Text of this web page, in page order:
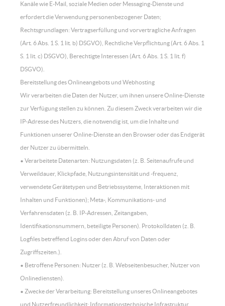
Kanäle wie E-Mail, soziale Medien oder Messaging-Dienste und
erfordert die Verwendung personenbezogener Daten;
Rechtsgrundlagen: Vertragserfüllung und vorvertragliche Anfragen
(Art. 6 Abs. 1 S. 1 lit. b) DSGVO), Rechtliche Verpflichtung (Art. 6 Abs. 1
S. 1 lit. c) DSGVO), Berechtigte Interessen (Art. 6 Abs. 1 S. 1 lit. f)
DSGVO).
Bereitstellung des Onlineangebots und Webhosting
Wir verarbeiten die Daten der Nutzer, um ihnen unsere Online-Dienste
zur Verfügung stellen zu können. Zu diesem Zweck verarbeiten wir die
IP-Adresse des Nutzers, die notwendig ist, um die Inhalte und
Funktionen unserer Online-Dienste an den Browser oder das Endgerät
der Nutzer zu übermitteln.
• Verarbeitete Datenarten: Nutzungsdaten (z. B. Seitenaufrufe und
Verweildauer, Klickpfade, Nutzungsintensität und -frequenz,
verwendete Gerätetypen und Betriebssysteme, Interaktionen mit
Inhalten und Funktionen); Meta-, Kommunikations- und
Verfahrensdaten (z. B. IP-Adressen, Zeitangaben,
Identifikationsnummern, beteiligte Personen). Protokolldaten (z. B.
Logfiles betreffend Logins oder den Abruf von Daten oder
Zugriffszeiten.).
• Betroffene Personen: Nutzer (z. B. Webseitenbesucher, Nutzer von
Onlinediensten).
• Zwecke der Verarbeitung: Bereitstellung unseres Onlineangebotes
und Nutzerfreundlichkeit; Informationstechnische Infrastruktur